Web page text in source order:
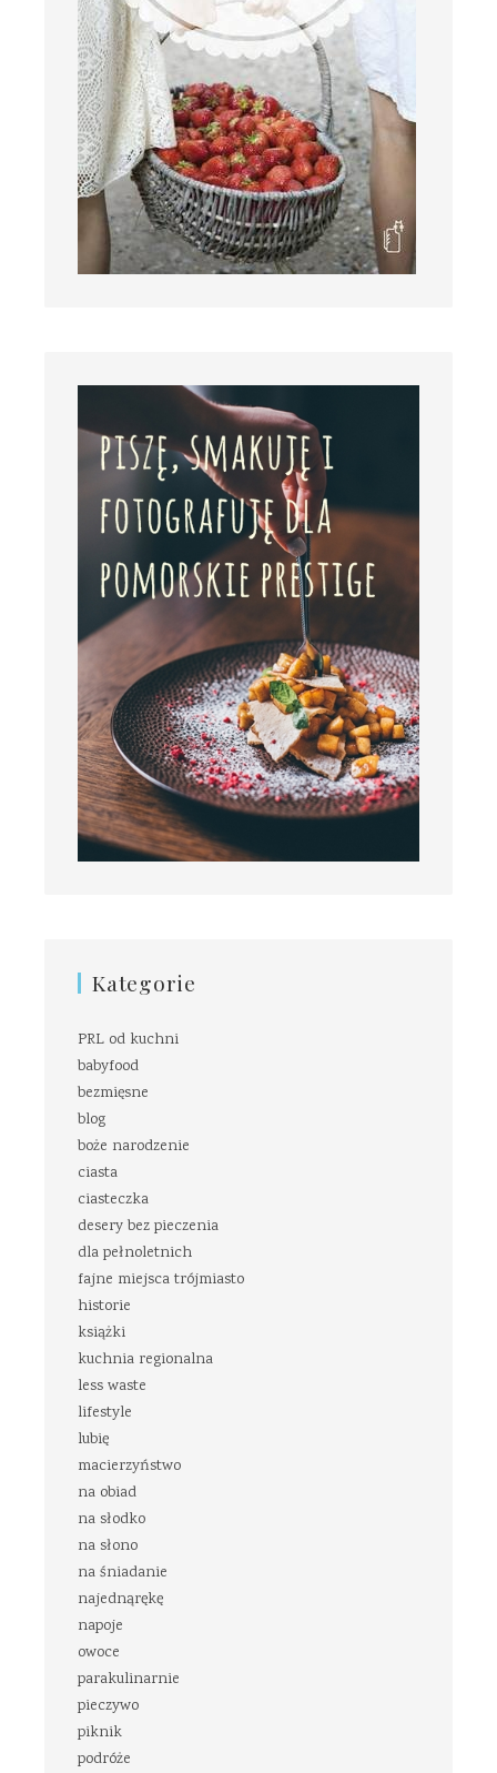
Kategorie
PRL od kuchni
babyfood
bezmięsne
blog
boże narodzenie
ciasta
ciasteczka
desery bez pieczenia
dla pełnoletnich
fajne miejsca trójmiasto
historie
książki
kuchnia regionalna
less waste
lifestyle
lubię
macierzyństwo
na obiad
na słodko
na słono
na śniadanie
najednąrękę
napoje
owoce
parakulinarnie
pieczywo
piknik
podróże